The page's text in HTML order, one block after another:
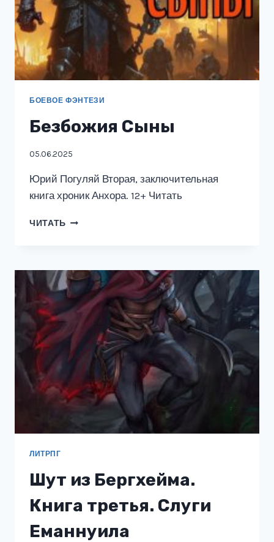
БОЕВОЕ ФЭНТЕЗИ
Безбожия Сыны
05.06.2025
Юрий Погуляй Вторая, заключительная
книга хроник Анхора. 12+ Читать
ЧИТАТЬ БЕЗБОЖИЯ
ЛИТРПГ
Шут из Бергхейма.
Книга третья. Слуги
Еманнуила